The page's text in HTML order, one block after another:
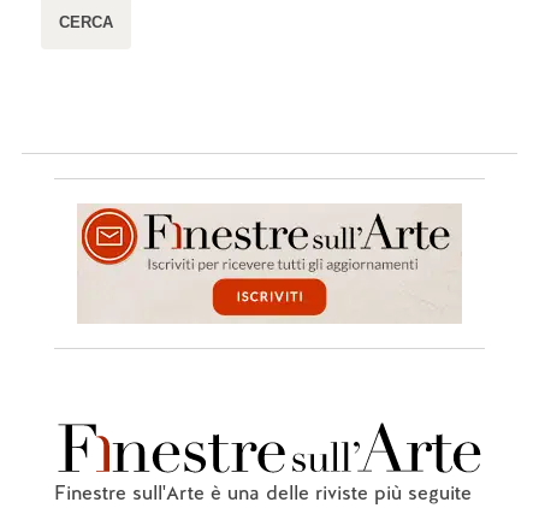
Finestre sull'Arte è una delle riviste più seguite